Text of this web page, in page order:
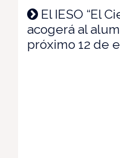
El IESO “El
acogerá al
próximo 12 de